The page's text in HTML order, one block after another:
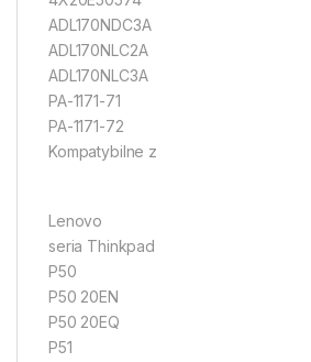
ADL170NDC3A
ADL170NLC2A
ADL170NLC3A
PA-1171-71
PA-1171-72
Kompatybilne z
Lenovo
seria Thinkpad
P50
P50 20EN
P50 20EQ
P51